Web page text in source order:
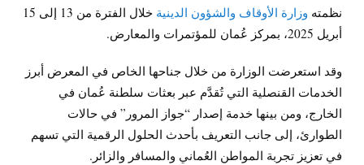
نظمته وزارة الأوقاف والشؤون الدينية
خلال الفترة من 13 إلى 15
أبريل 2025، بمركز عُمان للمؤتمرات والمعارض.
وقد استعرضت الوزارة من خلال جناحها الخاص في المعرض أبرز
الخدمات القنصلية التي تُقدَّم عبر بعثات سلطنة عُمان في
الخارج، ومن بينها خدمة إصدار “جواز المرور” في حالات
الطوارئ، إلى جانب التعريف بأحدث الحلول الرقمية التي تسهم
في تعزيز تجربة المواطن العُماني والمسافر والزائر.